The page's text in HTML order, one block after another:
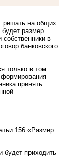
решать на общих
размер
в
банковского
только в том
формирования
принять
156 «Размер
будет приходить